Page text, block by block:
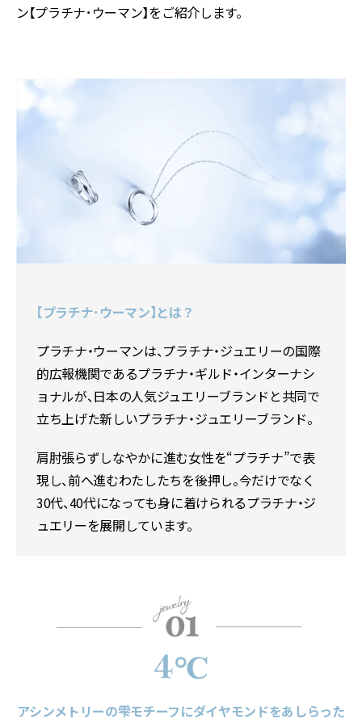
ン【プラチナ･ウーマン】をご紹介します。
【プラチナ･ウーマン】とは？
プラチナ・ウーマンは、プラチナ・ジュエリーの国際
的広報機関であるプラチナ・ギルド・インターナシ
ョナルが、日本の人気ジュエリーブランドと共同で
立ち上げた新しいプラチナ・ジュエリーブランド。
肩肘張らずしなやかに進む女性を“プラチナ”で表
現し、前へ進むわたしたちを後押し。今だけでなく
30代、40代になっても身に着けられるプラチナ・ジ
ュエリーを展開しています。
アシンメトリーの雫モチーフにダイヤモンドをあしらった